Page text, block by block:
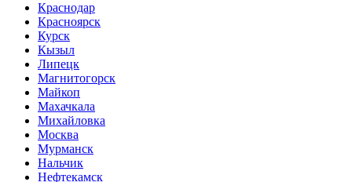
Краснодар
Красноярск
Курск
Кызыл
Липецк
Магнитогорск
Майкоп
Махачкала
Михайловка
Москва
Мурманск
Нальчик
Нефтекамск